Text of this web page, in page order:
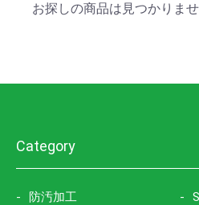
お探しの商品は見つかりま
Category
防汚加工